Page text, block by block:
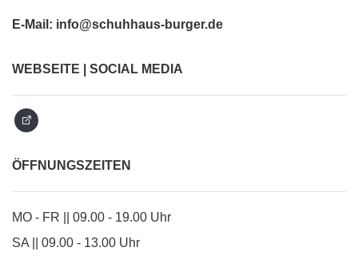
E-Mail: info@schuhhaus-burger.de
WEBSEITE | SOCIAL MEDIA
ÖFFNUNGSZEITEN
MO - FR || 09.00 - 19.00 Uhr
SA || 09.00 - 13.00 Uhr